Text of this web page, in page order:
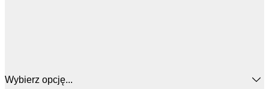
Wybierz opcję...